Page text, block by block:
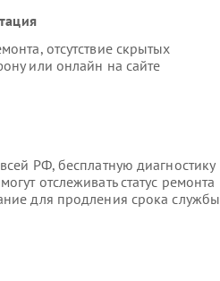
отсутствие скрытых
или онлайн на сайте
РФ, бесплатную диагностику
отслеживать статус ремонта
для продления срока службы